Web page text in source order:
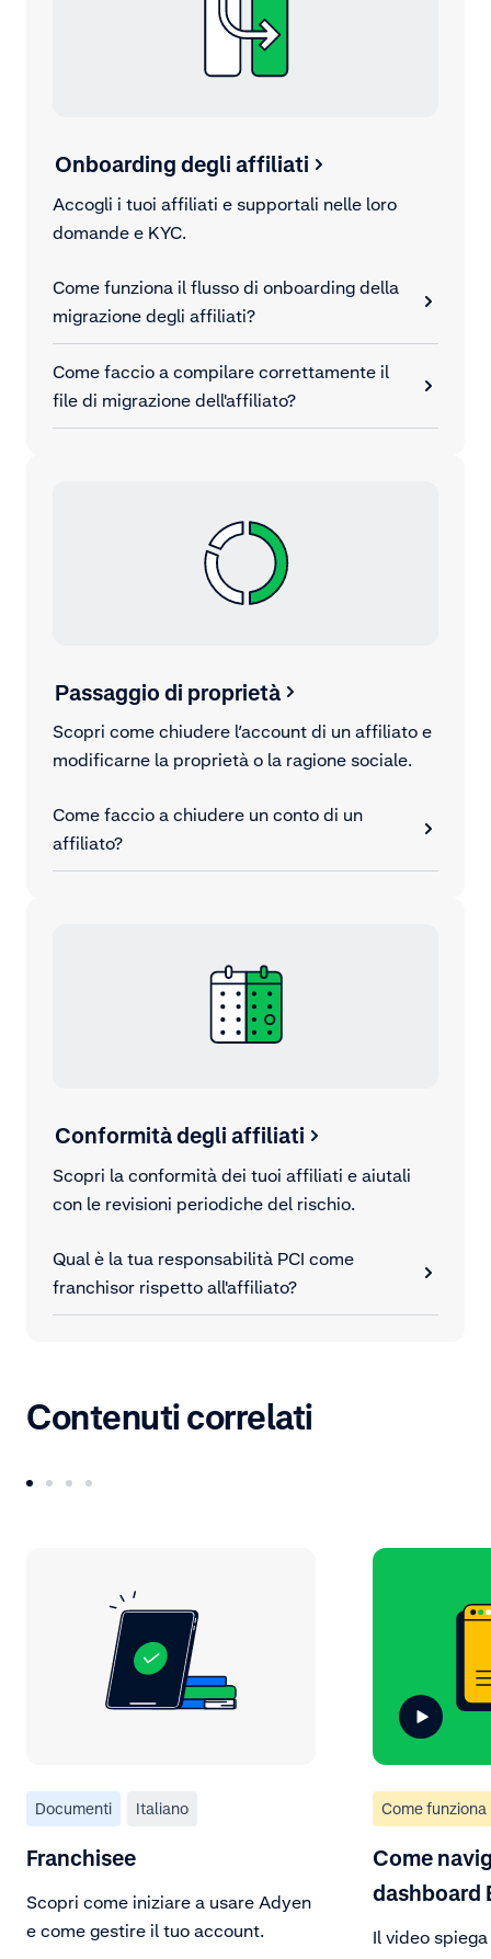
Onboarding degli affiliati
Accogli i tuoi affiliati e supportali nelle loro
domande e KYC.
Come funziona il flusso di onboarding della
migrazione degli affiliati?
Come faccio a compilare correttamente il
file di migrazione dell'affiliato?
Passaggio di proprietà
Scopri come chiudere l’account di un affiliato e
modificarne la proprietà o la ragione sociale.
Come faccio a chiudere un conto di un
affiliato?
Conformità degli affiliati
Scopri la conformità dei tuoi affiliati e aiutali
con le revisioni periodiche del rischio.
Qual è la tua responsabilità PCI come
franchisor rispetto all'affiliato?
Contenuti correlati
Documenti Italiano
Franchisee
Scopri come iniziare a usare Adyen
e come gestire il tuo account.
Come funziona
Come
dashboard
Il video